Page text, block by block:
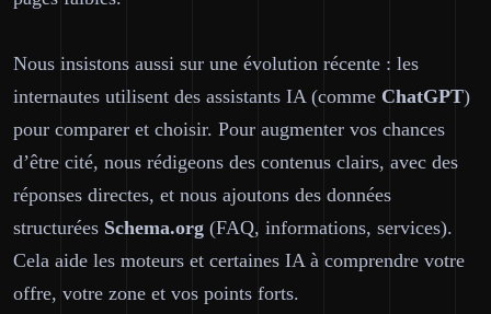
Nous insistons aussi sur une évolution récente : les
internautes utilisent des assistants IA (comme ChatGPT)
pour comparer et choisir. Pour augmenter vos chances
d’être cité, nous rédigeons des contenus clairs, avec des
réponses directes, et nous ajoutons des données
structurées Schema.org (FAQ, informations, services).
Cela aide les moteurs et certaines IA à comprendre votre
offre, votre zone et vos points forts.